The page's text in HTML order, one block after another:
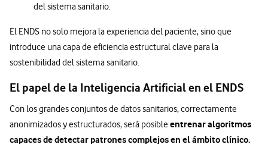
del sistema sanitario.
El ENDS no solo mejora la experiencia del paciente, sino que
introduce una capa de eficiencia estructural clave para la
sostenibilidad del sistema sanitario.
El papel de la Inteligencia Artificial en el ENDS
Con los grandes conjuntos de datos sanitarios, correctamente
anonimizados y estructurados, será posibleentrenar algoritmos
capaces de detectar patrones complejos en el ámbito clínico.